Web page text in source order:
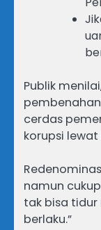
Publik
cerdas
korupsi
namun
tak bisa tidur
berlaku.”